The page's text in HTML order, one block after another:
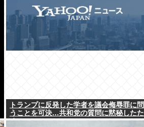
トランプに反発した学者を議会侮辱罪に問
うことを可決…共和党の質問に黙秘したた
め